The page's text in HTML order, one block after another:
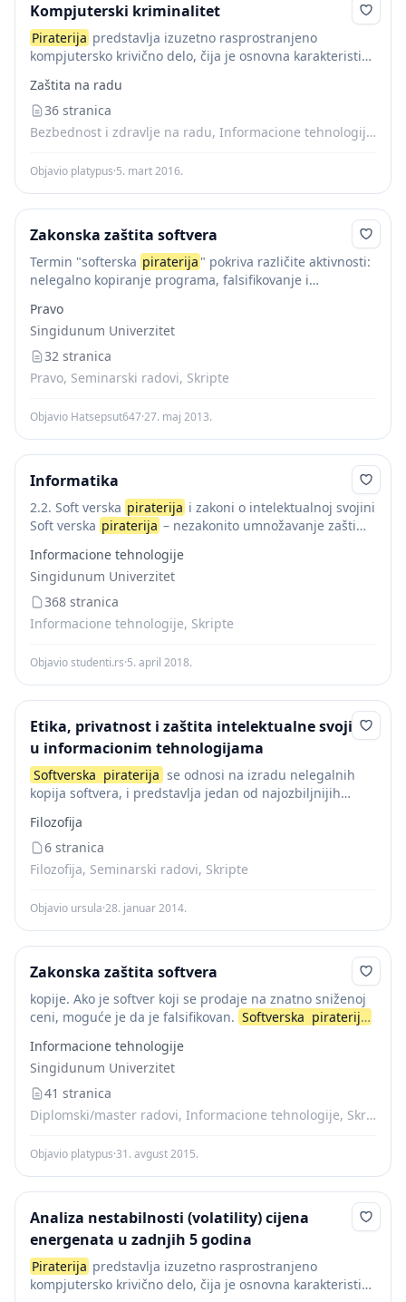
Kompjuterski kriminalitet
Piraterija predstavlja izuzetno rasprostranjeno
kompjutersko krivično delo, čija je osnovna karakteristika
programa koji nisu nabavljeni na legalan način. Postoje
brojni razlozi iz...
Zaštita na radu
36 stranica
Bezbednost i zdravlje na radu, Informacione tehnologije, Seminarski radovi, Skripte
Objavio platypus·5. mart 2016.
Zakonska zaštita softvera
Termin "softerska piraterija " pokriva različite aktivnosti:
nelegalno kopiranje programa, falsifikovanje i
prijateljima. Iako većina korisnika danas shvata da je ovo
pogrešno, mnogi...
Pravo
Singidunum Univerzitet
32 stranica
Pravo, Seminarski radovi, Skripte
Objavio Hatsepsut647·27. maj 2013.
Informatika
2.2. Soft verska piraterija i zakoni o intelektualnoj svojini
Soft verska piraterija – nezakonito umnožavanje zašti
računarskih korisnika prave kopije programa koje...
Informacione tehnologije
Singidunum Univerzitet
368 stranica
Informacione tehnologije, Skripte
Objavio studenti.rs·5. april 2018.
Etika, privatnost i zaštita intelektualne svojine
u informacionim tehnologijama
Softverska piraterija se odnosi na izradu nelegalnih
kopija softvera, i predstavlja jedan od najozbiljnijih
postoji zakon koji štiti autorska prava nad računarskim
softverom,...
Filozofija
6 stranica
Filozofija, Seminarski radovi, Skripte
Objavio ursula·28. januar 2014.
Zakonska zaštita softvera
kopije. Ako je softver koji se prodaje na znatno sniženoj
ceni, moguće je da je falsifikovan. Softverska piraterija
nelegalno kopiranje programa, falsifikovanje i
distribuciju...
Informacione tehnologije
Singidunum Univerzitet
41 stranica
Diplomski/master radovi, Informacione tehnologije, Skripte
Objavio platypus·31. avgust 2015.
Analiza nestabilnosti (volatility) cijena
energenata u zadnjih 5 godina
Piraterija predstavlja izuzetno rasprostranjeno
kompjutersko krivično delo, čija je osnovna karakteristika